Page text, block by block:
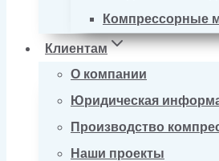
Компрессорные
Клиентам
О компании
Юридическая
Производство
Наши проекты